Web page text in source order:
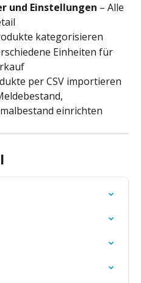
und Einstellungen – Alle
kategorisieren
Einheiten für
per CSV importieren
einrichten